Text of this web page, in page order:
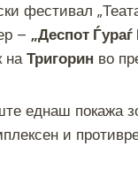
p
y
n
k
ai
l
ar
e
фестивал
– „Деспот
наТригорин во
еднаш покажа
и